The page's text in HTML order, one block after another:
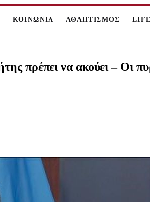
ΚΟΙΝΩΝΙΑ ΑΘΛΗΤΙΣΜΟΣ
να ακούει – Οι